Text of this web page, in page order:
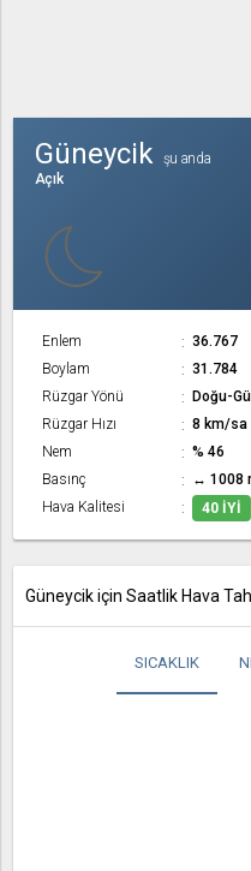
Güneycik
şu anda
Açık
Enlem
36.767
Boylam
31.784
Rüzgar Yönü
Doğu-
Rüzgar Hızı
8 km/sa
Nem
% 46
Basınç
↔ 1008
Hava Kalitesi
40 İYI
Güneycik için Saatlik Hava
SICAKLIK